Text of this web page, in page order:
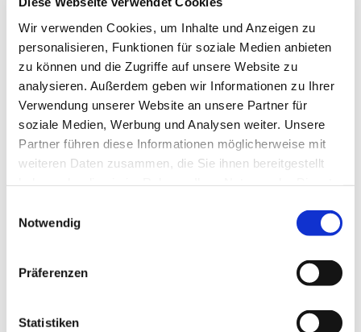
Wir verwenden Cookies, um Inhalte und Anzeigen zu
personalisieren, Funktionen für soziale Medien anbieten
zu können und die Zugriffe auf unsere Website zu
analysieren. Außerdem geben wir Informationen zu Ihrer
Verwendung unserer Website an unsere Partner für
soziale Medien, Werbung und Analysen weiter. Unsere
Partner führen diese Informationen möglicherweise mit
weiteren Daten zusammen, die Sie ihnen bereitgestellt
Notwendig
Präferenzen
Statistiken